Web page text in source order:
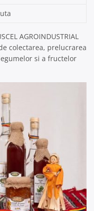
AGROINDUSTRIAL
colectarea, prelucrarea
si a fructelor